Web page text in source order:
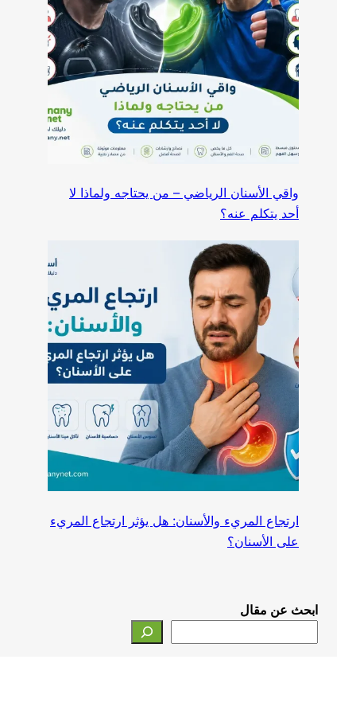
واقي الأسنان الرياضي – من يحتاجه ولماذا لا
أحد يتكلم عنه؟
ارتجاع المريء والأسنان: هل يؤثر ارتجاع المريء
على الأسنان؟
ابحث عن مقال